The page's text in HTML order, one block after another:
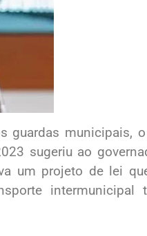
municipais,
sugeriu ao
um projeto de lei
intermunicipal